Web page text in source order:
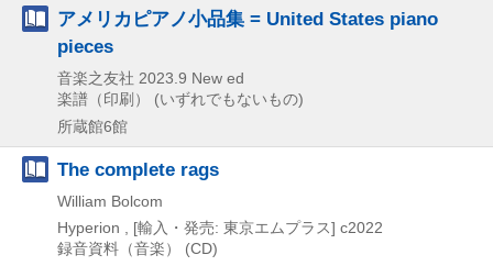
アメリカピアノ小品集 = United States piano
pieces
音楽之友社 2023.9 New ed
楽譜（印刷） (いずれでもないもの)
所蔵館6館
The complete rags
William Bolcom
Hyperion , [輸入・発売: 東京エムプラス] c2022
録音資料（音楽） (CD)